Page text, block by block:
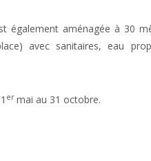
également aménagée à 30
avec sanitaires, eau
ermai au 31 octobre.